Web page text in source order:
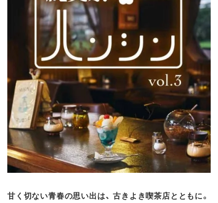
甘く切ない青春の思い出は、 古きよき喫茶店とともに。